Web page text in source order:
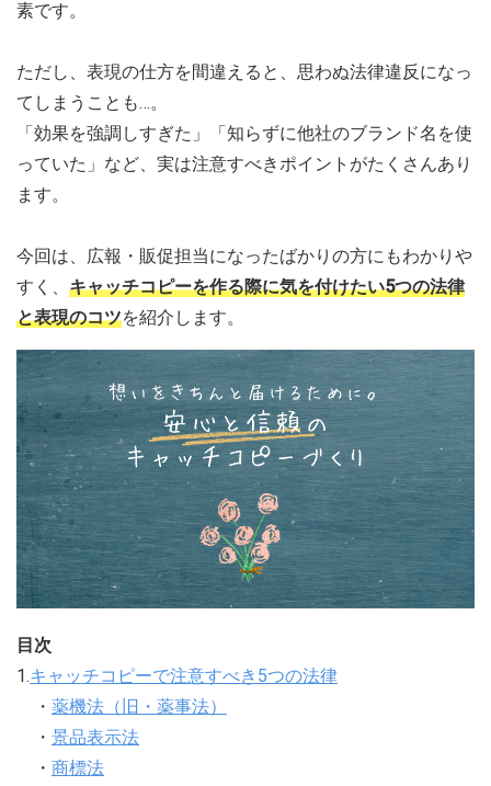
素です。
ただし、表現の仕方を間違えると、思わぬ法律違反になっ
てしまうことも…。
「効果を強調しすぎた」「知らずに他社のブランド名を使
っていた」など、実は注意すべきポイントがたくさんあり
ます。
今回は、広報・販促担当になったばかりの方にもわかりや
すく、 キャッチコピーを作る際に気を付けたい5つの法律
と表現のコツを紹介します。
目次
1.キャッチコピーで注意すべき5つの法律
・ 薬機法（旧・薬事法）
・ 景品表示法
・ 商標法